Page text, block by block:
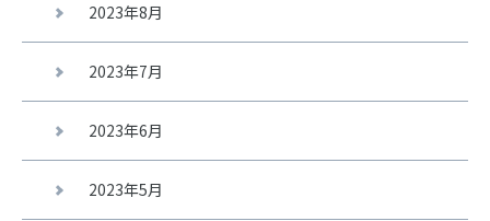
2023年8月
2023年7月
2023年6月
2023年5月